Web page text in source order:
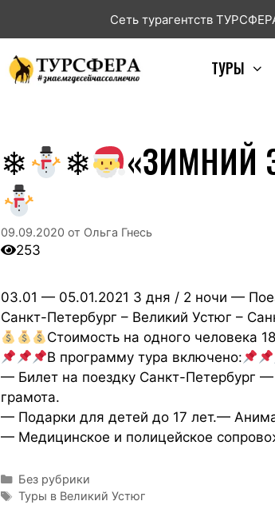
Сеть турагентств
ТУРЫ
❄ ❄ «ЗИМНИЙ
09.09.2020 от Ольга Гнесь
253
03.01 — 05.01.2021 3 дня / 2 ночи —
Санкт-Петербург – Великий Устюг –
Стоимость на одного человека
В программу тура включено:
— Билет на поездку Санкт-Петербург
грамота.
— Подарки для детей до 17 лет.—
— Медицинское и полицейское
Без рубрики
Туры в Великий Устюг